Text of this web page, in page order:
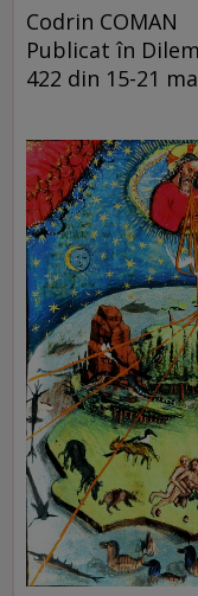
Codrin COMAN
Publicat în
422 din 15-21